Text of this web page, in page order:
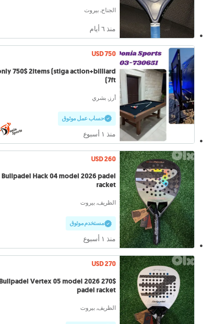
الجناح, بيروت
منذ ٦ أيام
USD 750
750$ 2items (stiga action+billiard
7ft)
أرز, بشري
حساب عمل موثوق
منذ ١ أسبوع
USD 260
Bullpadel Hack 04 model 2026 padel
racket
الظريف, بيروت
مستخدم موثوق
منذ ١ أسبوع
USD 270
Vertex 05 model 2026 270$
padel racket
الظريف, بيروت